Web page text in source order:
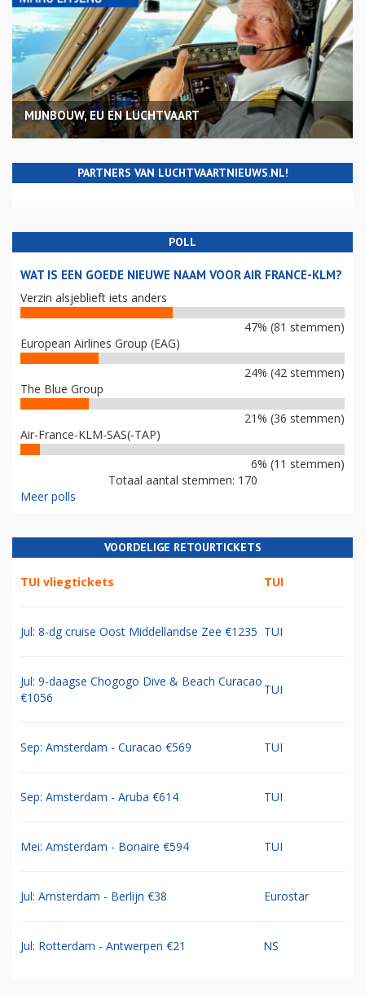
MIJNBOUW, EU EN LUCHTVAART
PARTNERS VAN LUCHTVAARTNIEUWS.NL!
POLL
WAT IS EEN GOEDE NIEUWE NAAM VOOR AIR FRANCE-KLM?
Verzin alsjeblieft iets anders
47% (81 stemmen)
European Airlines Group (EAG)
24% (42 stemmen)
The Blue Group
21% (36 stemmen)
Air-France-KLM-SAS(-TAP)
6% (11 stemmen)
Totaal aantal stemmen: 170
Meer polls
VOORDELIGE RETOURTICKETS
TUI vliegtickets TUI
Jul: 8-dg cruise Oost Middellandse Zee €1235 TUI
Jul: 9-daagse Chogogo Dive & Beach Curacao
€1056
TUI
Sep: Amsterdam - Curacao €569 TUI
Sep: Amsterdam - Aruba €614 TUI
Mei: Amsterdam - Bonaire €594 TUI
Jul: Amsterdam - Berlijn €38 Eurostar
Jul: Rotterdam - Antwerpen €21 NS